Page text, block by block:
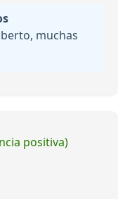
muchas
positiva)